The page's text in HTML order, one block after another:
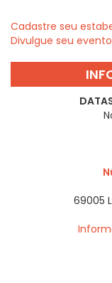
Cadastre seu
Divulgue seu
69005